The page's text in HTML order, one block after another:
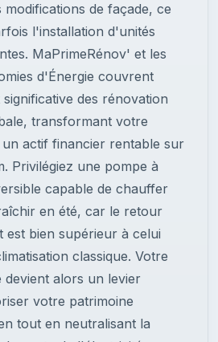
modifications de façade, ce
l'installation d'unités
MaPrimeRénov' et les
d'Énergie couvrent
des rénovation
transformant votre
un actif financier rentable sur
Privilégiez une pompe à
capable de chauffer
en été, car le retour
est bien supérieur à celui
classique. Votre
alors un levier
votre patrimoine
tout en neutralisant la